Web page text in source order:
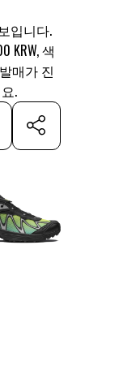
입니다.
KRW, 색
매가 진
.